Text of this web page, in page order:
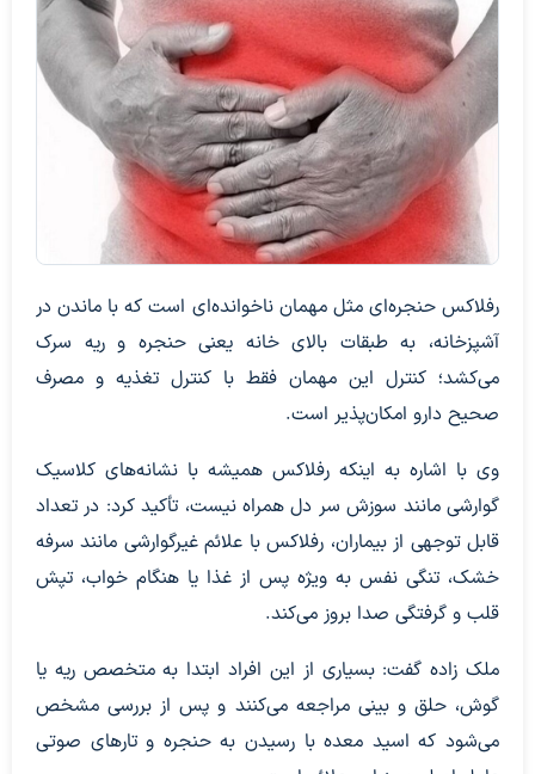
رفلاکس حنجره‌ای مثل مهمان ناخوانده‌ای است که با ماندن در
آشپزخانه، به طبقات بالای خانه یعنی حنجره و ریه سرک
می‌کشد؛ کنترل این مهمان فقط با کنترل تغذیه و مصرف
صحیح دارو امکان‌پذیر است.
وی با اشاره به اینکه رفلاکس همیشه با نشانه‌های کلاسیک
گوارشی مانند سوزش سر دل همراه نیست، تأکید کرد: در تعداد
قابل توجهی از بیماران، رفلاکس با علائم غیرگوارشی مانند سرفه
خشک، تنگی نفس به ویژه پس از غذا یا هنگام خواب، تپش
قلب و گرفتگی صدا بروز می‌کند.
ملک زاده گفت: بسیاری از این افراد ابتدا به متخصص ریه یا
گوش، حلق و بینی مراجعه می‌کنند و پس از بررسی مشخص
می‌شود که اسید معده با رسیدن به حنجره و تارهای صوتی